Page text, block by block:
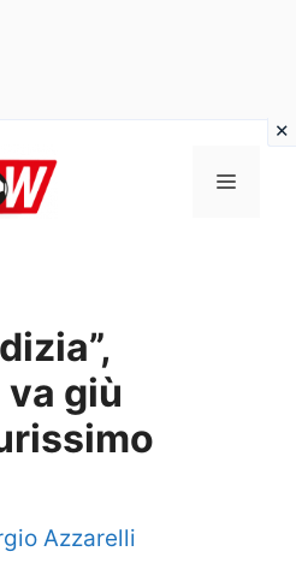
Menu
giù
Azzarelli